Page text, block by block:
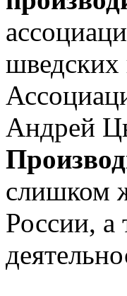
шведских
Андрей
слишком
России, а